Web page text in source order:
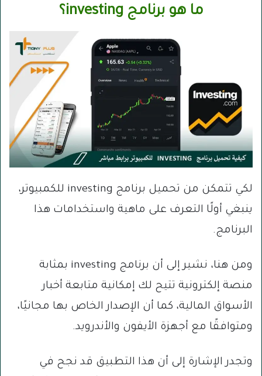
ما هو برنامج investing؟
لكي تتمكن من تحميل برنامج investing للكمبيوتر،
ينبغي أولًا التعرف على ماهية واستخدامات هذا
البرنامج.
ومن هنا، نشير إلى أن برنامج investing بمثابة
منصة إلكترونية تتيح لك إمكانية متابعة أخبار
الأسواق المالية، كما أن الإصدار الخاص بها مجانيًا،
ومتوافقًا مع أجهزة الأيفون والأندرويد.
وتجدر الإشارة إلى أن هذا التطبيق قد نجح في